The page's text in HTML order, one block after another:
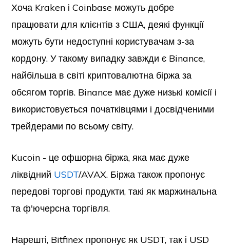
Хоча Kraken і Coinbase можуть добре
працювати для клієнтів з США, деякі функції
можуть бути недоступні користувачам з-за
кордону. У такому випадку завжди є Binance,
найбільша в світі криптовалютна біржа за
обсягом торгів. Binance має дуже низькі комісії і
використовується початківцями і досвідченими
трейдерами по всьому світу.
Kucoin - це офшорна біржа, яка має дуже
ліквідний USDT/AVAX. Біржа також пропонує
передові торгові продукти, такі як маржинальна
та ф'ючерсна торгівля.
Нарешті, Bitfinex пропонує як USDT, так і USD